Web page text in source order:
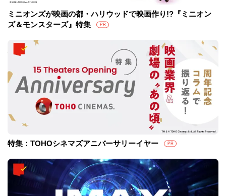
ミニオンズが映画の都・ハリウッドで映画作り!?『ミニオン
ズ＆モンスターズ』特集
PR
特集：TOHOシネマズアニバーサリーイヤー PR